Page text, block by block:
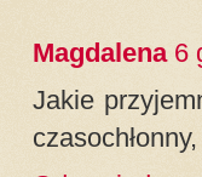
Magdalena 6
Jakie